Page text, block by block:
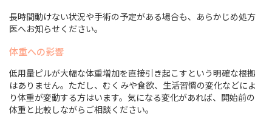
長時間動けない状況や手術の予定がある場合も、あらかじめ処方
医へお知らせください。
体重への影響
低用量ピルが大幅な体重増加を直接引き起こすという明確な根拠
はありません。ただし、むくみや食欲、生活習慣の変化などによ
り体重が変動する方はいます。気になる変化があれば、開始前の
体重と比較しながらご相談ください。